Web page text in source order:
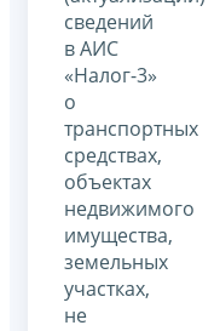
сведений
в АИС
«Налог-3»
о
транспортных
средствах,
объектах
недвижимого
имущества,
земельных
участках,
не